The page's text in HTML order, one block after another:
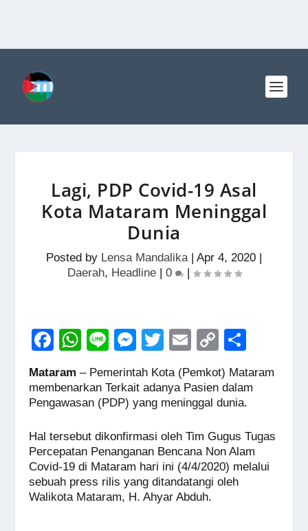
Lagi, PDP Covid-19 Asal
Kota Mataram Meninggal
Dunia
Posted by Lensa Mandalika| Apr 4, 2020 |
Daerah, Headline| 0 |
F
c
e
b
o
o
k
W
h
at
s
A
p
p
Li
e
M
e
ss
e
n
g
er
T
wi
tt
er
E
m
ail
C
o
p
y
Li
n
k
ar
e
Mataram – Pemerintah Kota (Pemkot) Mataram
membenarkan Terkait adanya Pasien dalam
Pengawasan (PDP) yang meninggal dunia.
Hal tersebut dikonfirmasi oleh Tim Gugus Tugas
Percepatan Penanganan Bencana Non Alam
Covid-19 di Mataram hari ini (4/4/2020) melalui
sebuah press rilis yang ditandatangi oleh
Walikota Mataram, H. Ahyar Abduh.